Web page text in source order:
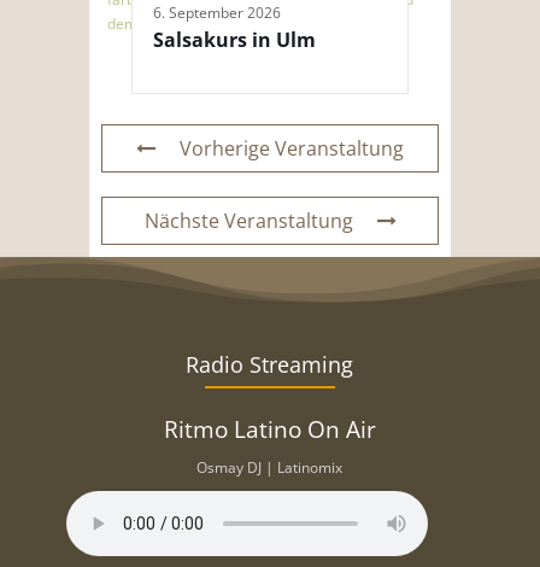
6. September 2026
Salsakurs in Ulm
Vorherige Veranstaltung
Nächste Veranstaltung
Radio Streaming
Ritmo Latino On Air
Osmay DJ | Latinomix